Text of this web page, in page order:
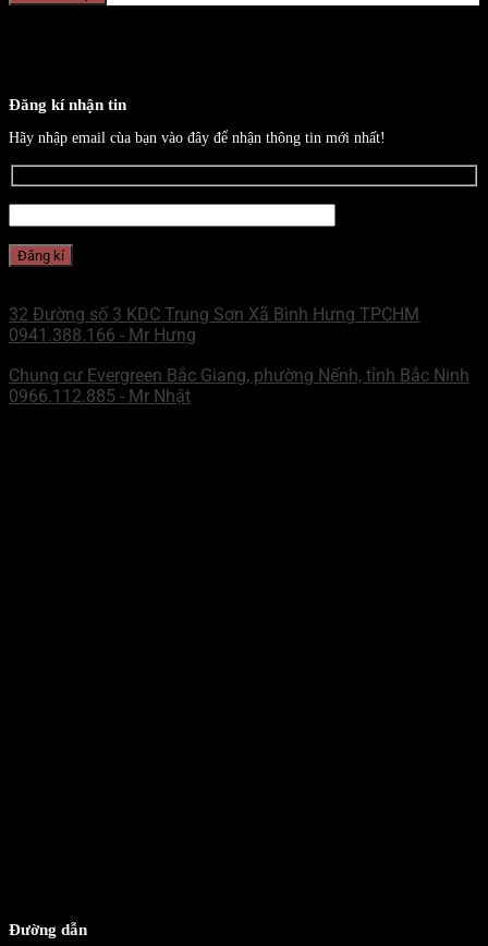
Đăng kí nhận tin
Hãy nhập email cùa bạn vào đây để nhận thông tin mới nhất!
32 Đường số 3 KDC Trung Sơn Xã Bình Hưng TPCHM
0941.388.166 - Mr Hưng
Chung cư Evergreen Bắc Giang, phường Nếnh, tỉnh Bắc Ninh
0966.112.885 - Mr Nhật
Đường dẫn